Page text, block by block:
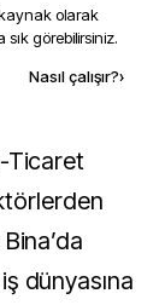
olarak
görebilirsiniz.
Nasıl çalışır?›
dünyasına